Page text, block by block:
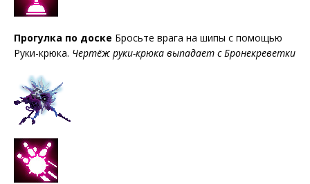
Прогулка по доске Бросьте врага на шипы с помощью
Руки-крюка. Чертёж руки-крюка выпадает с Бронекреветки